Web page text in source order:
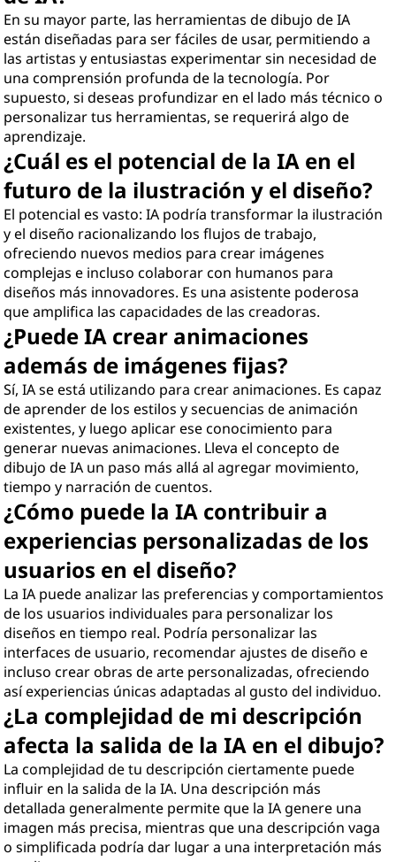
En su mayor parte, las herramientas de dibujo de IA
están diseñadas para ser fáciles de usar, permitiendo a
las artistas y entusiastas experimentar sin necesidad de
una comprensión profunda de la tecnología. Por
supuesto, si deseas profundizar en el lado más técnico o
personalizar tus herramientas, se requerirá algo de
aprendizaje.
¿Cuál es el potencial de la IA en el
futuro de la ilustración y el diseño?
El potencial es vasto: IA podría transformar la ilustración
y el diseño racionalizando los flujos de trabajo,
ofreciendo nuevos medios para crear imágenes
complejas e incluso colaborar con humanos para
diseños más innovadores. Es una asistente poderosa
que amplifica las capacidades de las creadoras.
¿Puede IA crear animaciones
además de imágenes fijas?
Sí, IA se está utilizando para crear animaciones. Es capaz
de aprender de los estilos y secuencias de animación
existentes, y luego aplicar ese conocimiento para
generar nuevas animaciones. Lleva el concepto de
dibujo de IA un paso más allá al agregar movimiento,
tiempo y narración de cuentos.
¿Cómo puede la IA contribuir a
experiencias personalizadas de los
usuarios en el diseño?
La IA puede analizar las preferencias y comportamientos
de los usuarios individuales para personalizar los
diseños en tiempo real. Podría personalizar las
interfaces de usuario, recomendar ajustes de diseño e
incluso crear obras de arte personalizadas, ofreciendo
así experiencias únicas adaptadas al gusto del individuo.
¿La complejidad de mi descripción
afecta la salida de la IA en el dibujo?
La complejidad de tu descripción ciertamente puede
influir en la salida de la IA. Una descripción más
detallada generalmente permite que la IA genere una
imagen más precisa, mientras que una descripción vaga
o simplificada podría dar lugar a una interpretación más